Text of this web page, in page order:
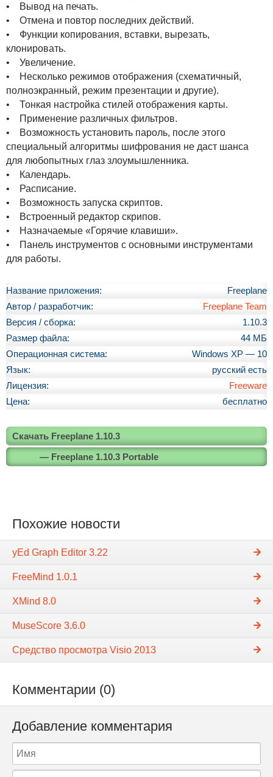
• Вывод на печать.
• Отмена и повтор последних действий.
• Функции копирования, вставки, вырезать,
клонировать.
• Увеличение.
• Несколько режимов отображения (схематичный,
полноэкранный, режим презентации и другие).
• Тонкая настройка стилей отображения карты.
• Применение различных фильтров.
• Возможность установить пароль, после этого
специальный алгоритмы шифрования не даст шанса
для любопытных глаз злоумышленника.
• Календарь.
• Расписание.
• Возможность запуска скриптов.
• Встроенный редактор скрипов.
• Назначаемые «Горячие клавиши».
• Панель инструментов с основными инструментами
для работы.
Название приложения:
Freeplane
Автор / разработчик:
Freeplane Team
Версия / сборка:
1.10.3
Размер файла:
44 МБ
Операционная система:
Windows XP — 10
Язык:
русский есть
Лицензия:
Freeware
Цена:
бесплатно
Скачать Freeplane 1.10.3
— Freeplane 1.10.3 Portable
Похожие новости
yEd Graph Editor 3.22
FreeMind 1.0.1
XMind 8.0
MuseScore 3.6.0
Средство просмотра Visio 2013
Комментарии (0)
Добавление комментария